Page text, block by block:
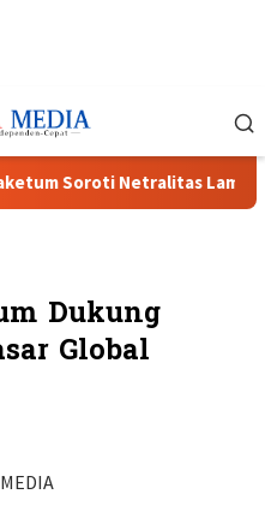
Netralitas Lampung dan
Dukung
Global